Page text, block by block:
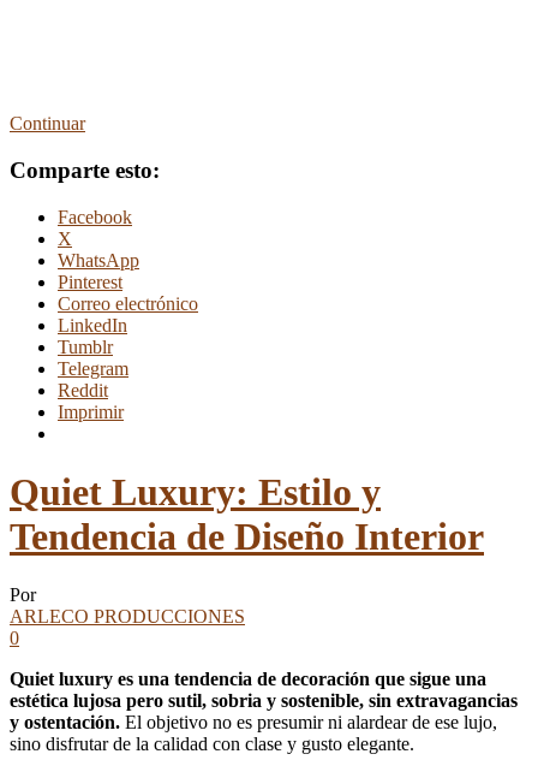
Continuar
Comparte esto:
Facebook
X
WhatsApp
Pinterest
Correo electrónico
LinkedIn
Tumblr
Telegram
Reddit
Imprimir
Quiet Luxury: Estilo y
Tendencia de Diseño Interior
Por
ARLECO PRODUCCIONES
0
Quiet luxury es una tendencia de decoración que sigue una
estética lujosa pero sutil, sobria y sostenible, sin extravagancias
y ostentación. El objetivo no es presumir ni alardear de ese lujo,
sino disfrutar de la calidad con clase y gusto elegante.